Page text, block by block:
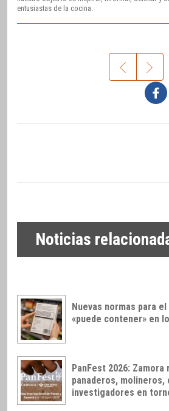
entusiastas de la cocina.
Noticias
Nuevas normas para
«puede contener» en
PanFest 2026: Zamora
panaderos, molineros,
investigadores en